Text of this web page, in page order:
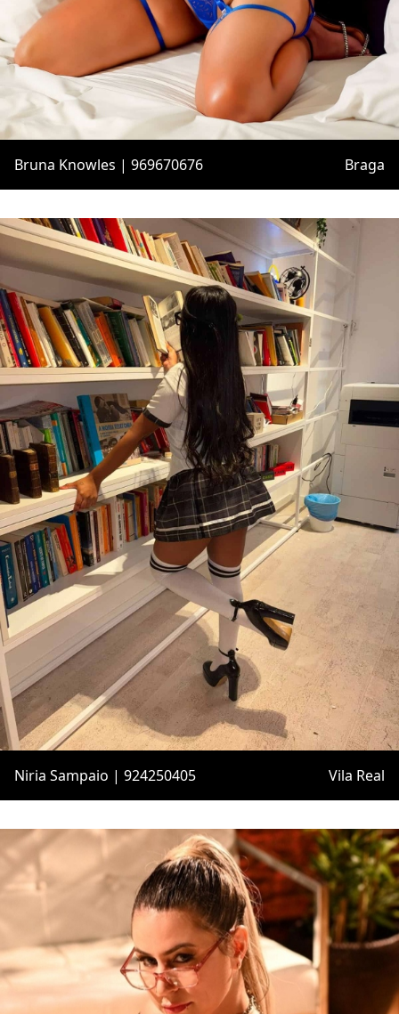
Bruna Knowles | 969670676 Braga
Niria Sampaio | 924250405 Vila Real